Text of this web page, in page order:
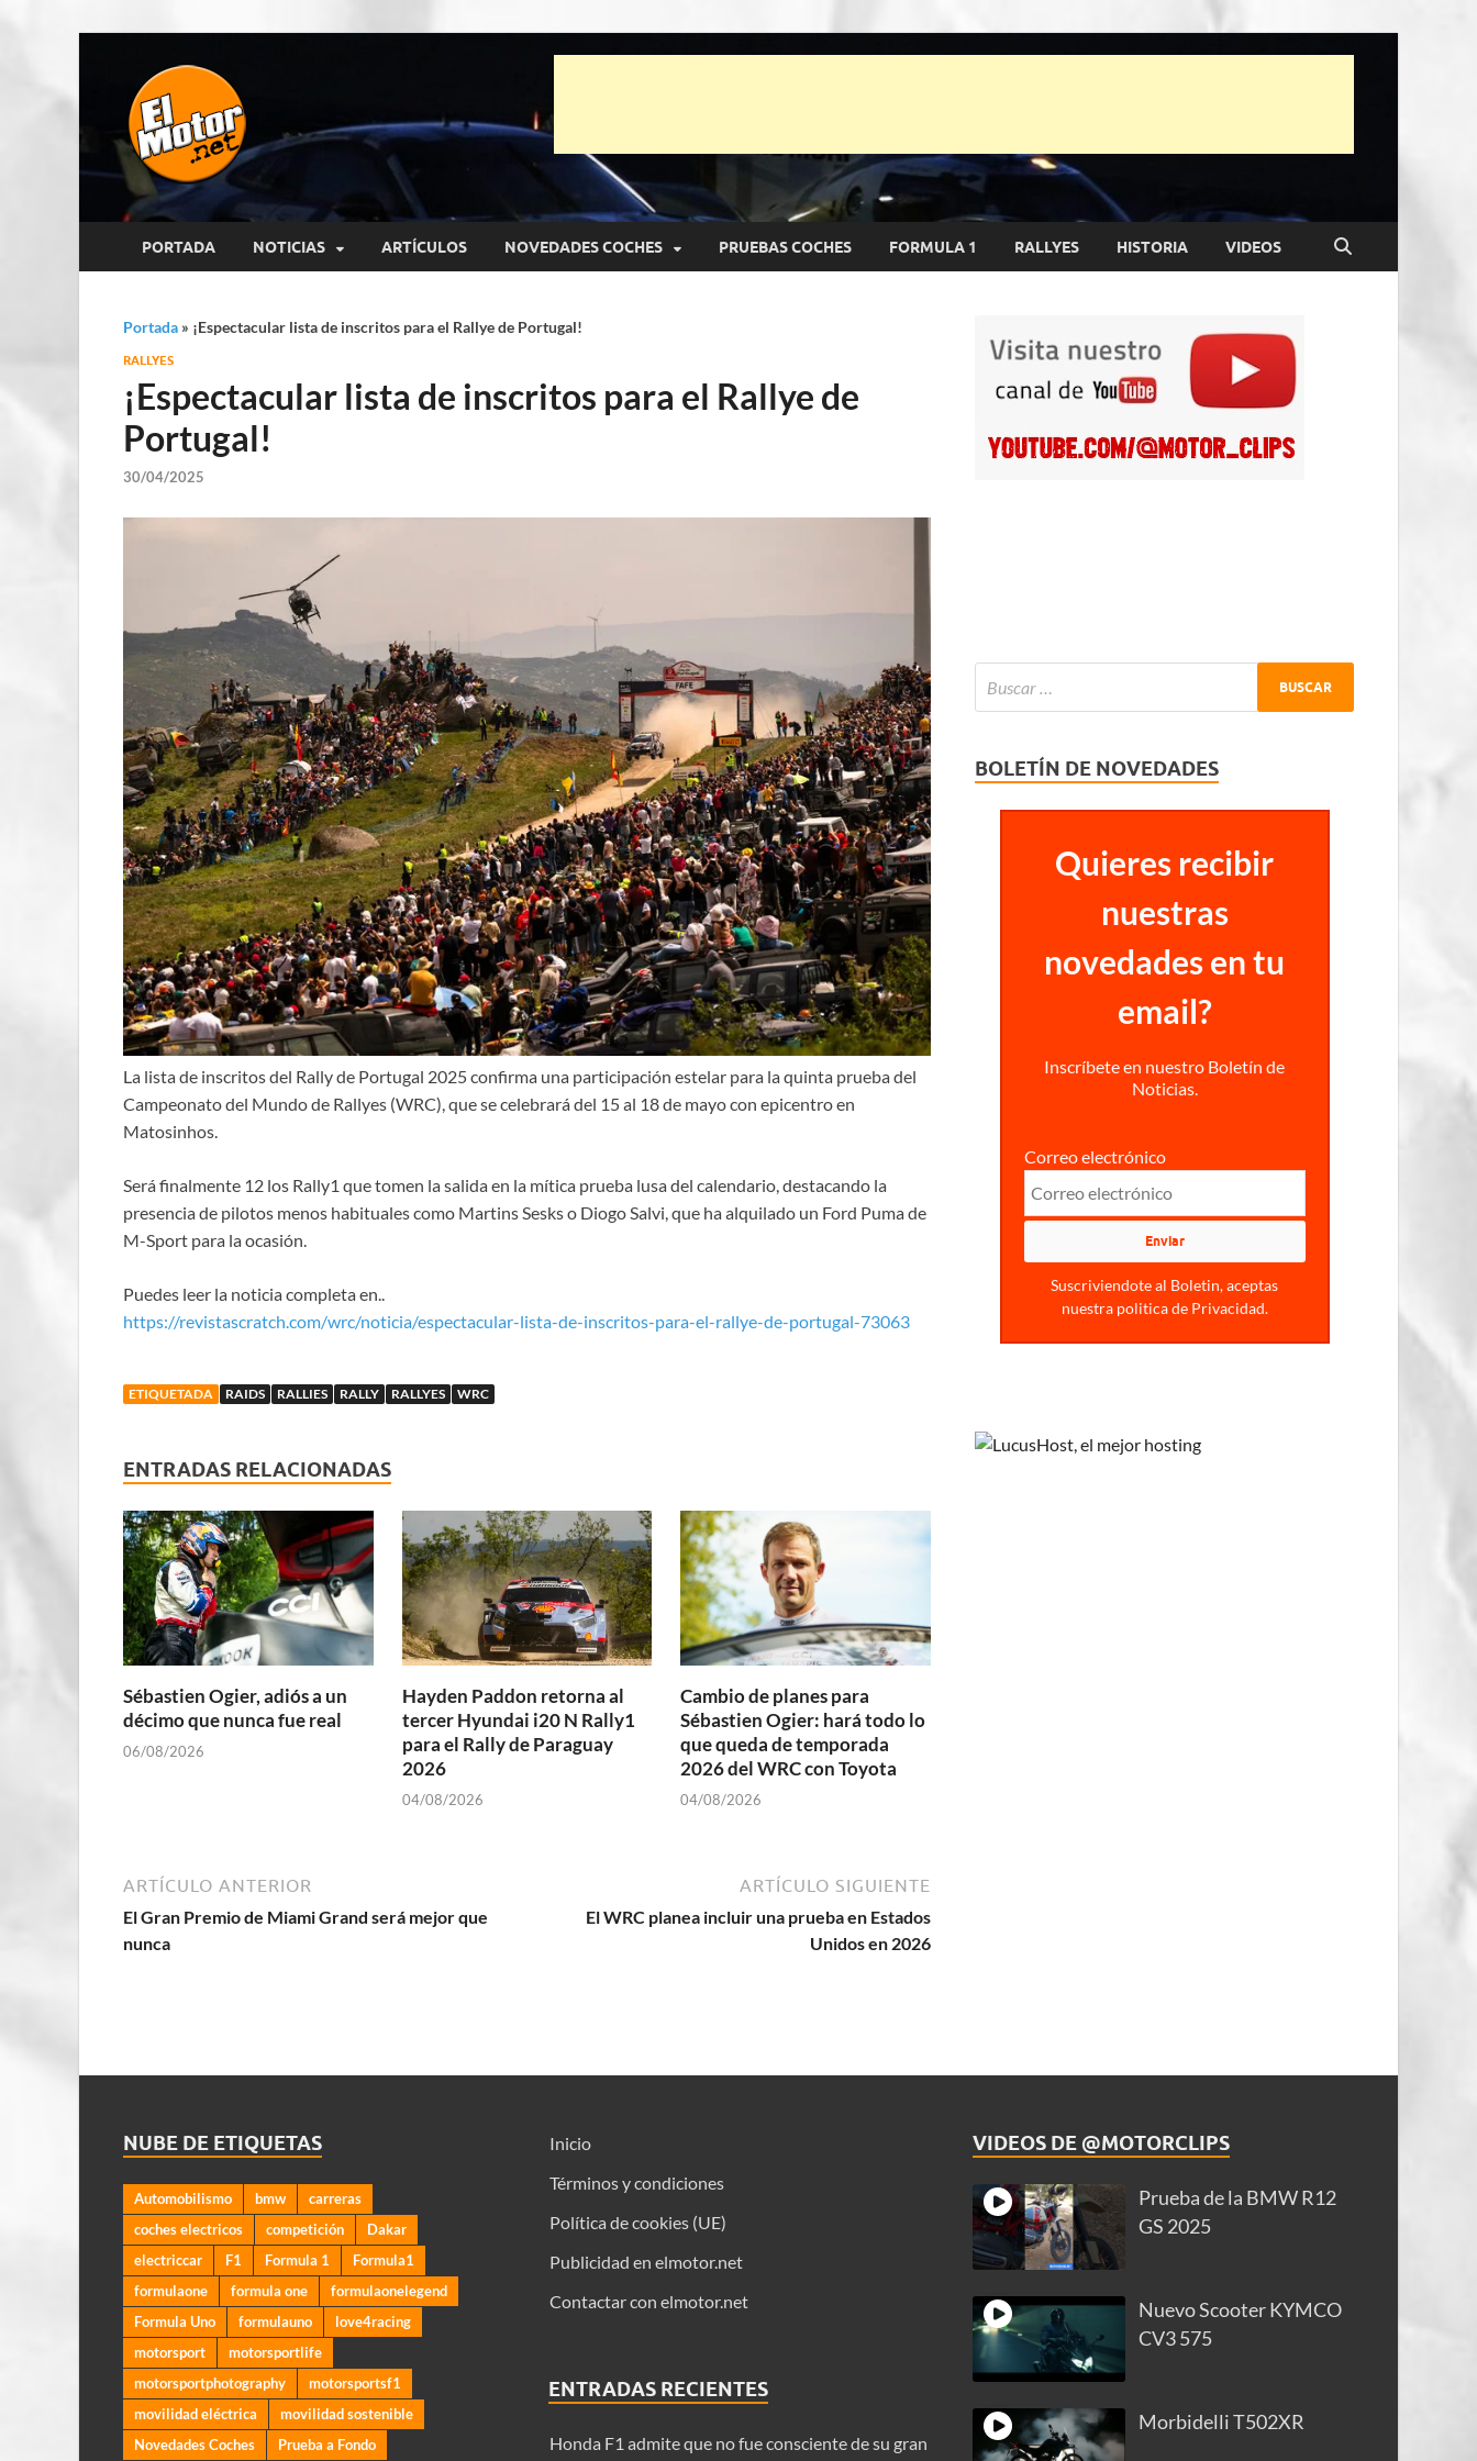
El Motor punto Net
PORTADA NOTICIAS ARTÍCULOS NOVEDADES COCHES PRUEBAS COCHES FORMULA 1 RALLYES HISTORIA VIDEOS
Portada » ¡Espectacular lista de inscritos para el Rallye de Portugal!
RALLYES
¡Espectacular lista de inscritos para el Rallye de
Portugal!
30/04/2025
​La lista de inscritos del Rally de Portugal 2025 confirma una participación estelar para la quinta prueba del
Campeonato del Mundo de Rallyes (WRC), que se celebrará del 15 al 18 de mayo con epicentro en
Matosinhos.
Será finalmente 12 los Rally1 que tomen la salida en la mítica prueba lusa del calendario, destacando la
presencia de pilotos menos habituales como Martins Sesks o Diogo Salvi, que ha alquilado un Ford Puma de
M-Sport para la ocasión.
Puedes leer la noticia completa en..
https://revistascratch.com/wrc/noticia/espectacular-lista-de-inscritos-para-el-rallye-de-portugal-73063
ETIQUETADA RAIDS RALLIES RALLY RALLYES WRC
ENTRADAS RELACIONADAS
Sébastien Ogier, adiós a un
décimo que nunca fue real
06/08/2026
Hayden Paddon retorna al
tercer Hyundai i20 N Rally1
para el Rally de Paraguay
2026
04/08/2026
Cambio de planes para
Sébastien Ogier: hará todo lo
que queda de temporada
2026 del WRC con Toyota
04/08/2026
ARTÍCULO ANTERIOR
El Gran Premio de Miami Grand será mejor que
nunca
ARTÍCULO SIGUIENTE
El WRC planea incluir una prueba en Estados
Unidos en 2026
BOLETÍN DE NOVEDADES
Quieres recibir
nuestras
novedades en tu
email?
Inscríbete en nuestro Boletín de
Noticias.
Correo electrónico
Suscriviendote al Boletin, aceptas
nuestra politica de Privacidad.
NUBE DE ETIQUETAS
Automobilismo bmw
carreras
coches electricos
competición
Dakar
electriccar
F1 Formula 1
Formula1
formulaone
formula one
formulaonelegend
Formula Uno
formulauno
love4racing
motorsport
motorsportlife
motorsportphotography
motorsportsf1
movilidad eléctrica
movilidad sostenible
Novedades Coches
Prueba a Fondo
Inicio
Términos y condiciones
Política de cookies (UE)
Publicidad en elmotor.net
Contactar con elmotor.net
ENTRADAS RECIENTES
Honda F1 admite que no fue consciente de su gran
VIDEOS DE @MOTORCLIPS
Prueba de la BMW R12
GS 2025
Nuevo Scooter KYMCO
CV3 575
Morbidelli T502XR